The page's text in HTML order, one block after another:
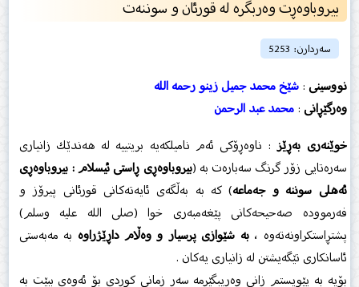
بیروباوەڕت وەربگرە لە قورئان و سوننەت
سەردارن: 5253
نووسینی : شێخ محمد جمیل زینو رحمه الله
وەرگێڕانی :محمد عبد الرحمن
خوێنەری بەڕێز: ناوەڕۆكی ئەم نامیلكەیە بریتییە لە هەندێك زانیاری
سەرەتایی زۆر گرنگ سەبارەت بە (بیروباوەڕی ڕاستی ئیسلام : بیروباوەڕی
ئەهلی سوننە و جەماعە) كە بە بەڵگەی ئایەتەكانی قورئانی پیرۆز و
فەرموودە صەحیحەكانی پێغەمبەری خوا (صلى الله علیه وسلم)
پشتڕاستكراونەتەوە ،بە شێوازی پرسیار و وەڵام داڕێژراوە بە مەبەستی
ئاسانكاری تێگەیشتن لە زانیاری یەكان .
بۆیە بە پێویستم زانی وەریبگێڕمە سەر زمانی كوردی بۆ ئەوەی ببێت بە